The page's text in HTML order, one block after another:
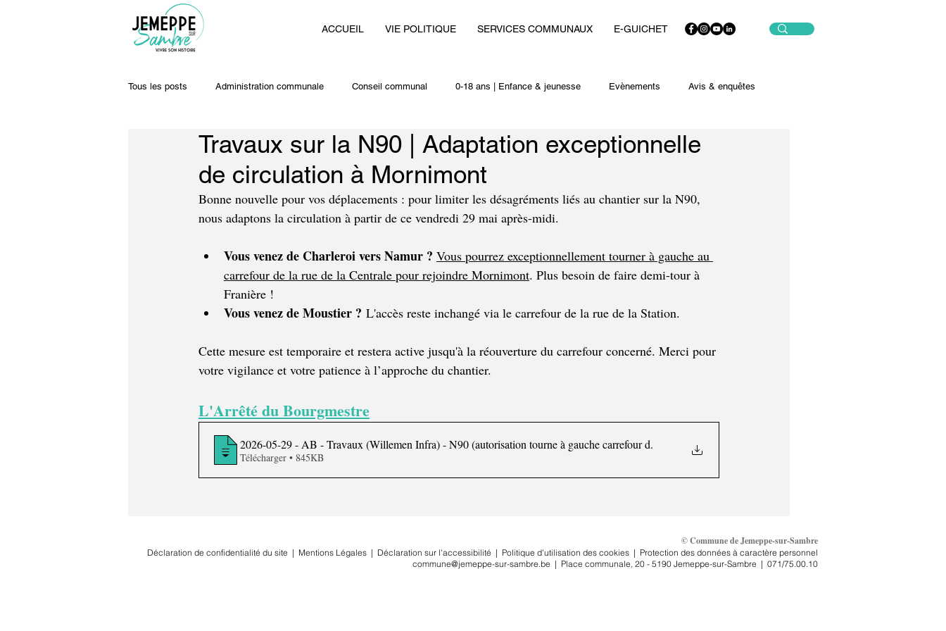
ACCUEIL VIE POLITIQUE SERVICES COMMUNAUX E-GUICHET
Tous les posts Administration communale Conseil communal 0-18 ans | Enfance & jeunesse Evènements Avis & enquêtes
Travaux & voiries Offres d'emploi Autres actualités
Travaux sur la N90 | Adaptation exceptionnelle
de circulation à Mornimont
Bonne nouvelle pour vos déplacements : pour limiter les désagréments liés au chantier sur la N90,
nous adaptons la circulation à partir de ce vendredi 29 mai après-midi.
Vous venez de Charleroi vers Namur ? Vous pourrez exceptionnellement tourner à gauche au
carrefour de la rue de la Centrale pour rejoindre Mornimont. Plus besoin de faire demi-tour à
Franière !
Vous venez de Moustier ? L'accès reste inchangé via le carrefour de la rue de la Station.
Cette mesure est temporaire et restera active jusqu'à la réouverture du carrefour concerné. Merci pour
votre vigilance et votre patience à l’approche du chantier.
L'Arrêté du Bourgmestre
2026-05-29 - AB - Travaux (Willemen Infra) - N90 (autorisation tourne à gauche carrefour d.
Télécharger • 845KB
© Commune de Jemeppe-sur-Sambre
Déclaration de confidentialité du site | Mentions Légales | Déclaration sur l'accessibilité | Politique d'utilisation des cookies | Protection des données à caractère personnel
commune@jemeppe-sur-sambre.be | Place communale, 20 - 5190 Jemeppe-sur-Sambre | 071/75.00.10